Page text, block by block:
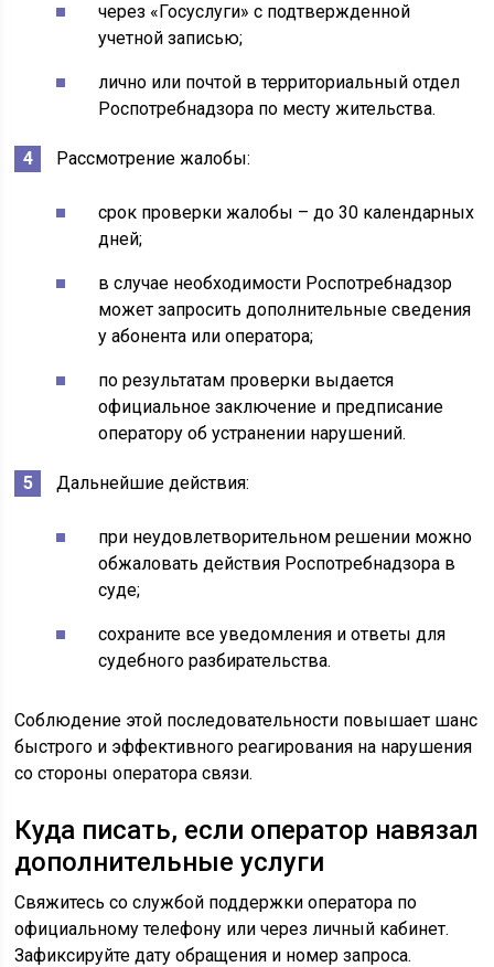
через «Госуслуги» с подтвержденной
учетной записью;
лично или почтой в территориальный отдел
Роспотребнадзора по месту жительства.
Рассмотрение жалобы:
срок проверки жалобы – до 30 календарных
дней;
в случае необходимости Роспотребнадзор
может запросить дополнительные сведения
у абонента или оператора;
по результатам проверки выдается
официальное заключение и предписание
оператору об устранении нарушений.
Дальнейшие действия:
при неудовлетворительном решении можно
обжаловать действия Роспотребнадзора в
суде;
сохраните все уведомления и ответы для
судебного разбирательства.
Соблюдение этой последовательности повышает шанс
быстрого и эффективного реагирования на нарушения
со стороны оператора связи.
Куда писать, если оператор навязал
дополнительные услуги
Свяжитесь со службой поддержки оператора по
официальному телефону или через личный кабинет.
Зафиксируйте дату обращения и номер запроса.